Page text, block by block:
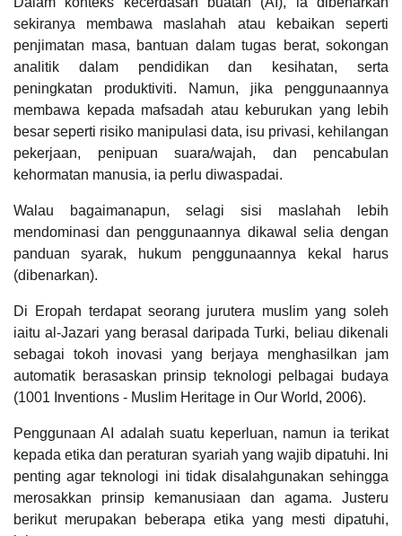
sekiranya membawa maslahah atau kebaikan seperti
penjimatan masa, bantuan dalam tugas berat, sokongan
analitik dalam pendidikan dan kesihatan, serta
peningkatan produktiviti. Namun, jika penggunaannya
membawa kepada mafsadah atau keburukan yang lebih
besar seperti risiko manipulasi data, isu privasi, kehilangan
pekerjaan, penipuan suara/wajah, dan pencabulan
kehormatan manusia, ia perlu diwaspadai.
Walau bagaimanapun, selagi sisi maslahah lebih
mendominasi dan penggunaannya dikawal selia dengan
panduan syarak, hukum penggunaannya kekal harus
(dibenarkan).
Di Eropah terdapat seorang jurutera muslim yang soleh
iaitu al-Jazari yang berasal daripada Turki, beliau dikenali
sebagai tokoh inovasi yang berjaya menghasilkan jam
automatik berasaskan prinsip teknologi pelbagai budaya
(1001 Inventions - Muslim Heritage in Our World, 2006).
Penggunaan AI adalah suatu keperluan, namun ia terikat
kepada etika dan peraturan syariah yang wajib dipatuhi. Ini
penting agar teknologi ini tidak disalahgunakan sehingga
merosakkan prinsip kemanusiaan dan agama. Justeru
berikut merupakan beberapa etika yang mesti dipatuhi,